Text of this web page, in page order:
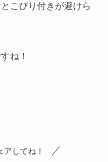
こびり付きが避けら
ね！
アしてね！